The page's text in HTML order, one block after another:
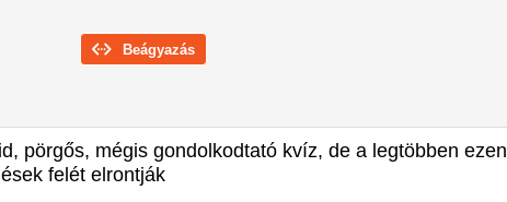
Beágyazás
pörgős, mégis gondolkodtató kvíz, de a legtöbben ezen
felét elrontják